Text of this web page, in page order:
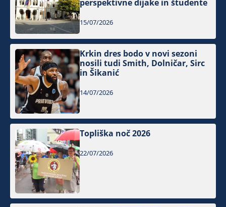
perspektivne dijake in študente
15/07/2026
Krkin dres bodo v novi sezoni
nosili tudi Smith, Dolničar, Sirc
in Šikanić
14/07/2026
Topliška noč 2026
22/07/2026